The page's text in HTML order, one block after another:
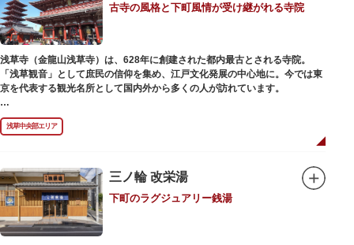
古寺の風格と下町風情が受け継がれる寺院
浅草寺（金龍山浅草寺）は、628年に創建された都内最古とされる寺院。
「浅草観音」として庶民の信仰を集め、江戸文化発展の中心地に。今では東
京を代表する観光名所として国内外から多くの人が訪れています。
浅草の象徴とも言える「雷門（風雷神門）」は、高さ3.9mの大提灯と風神雷
神像が安置された浅草寺の総門。本堂前には2体の仁王尊像が並ぶ山門「宝
蔵門」が建ち、参拝客を堂々と迎えてくれます。本堂前には、邪気を払うご
身を清めましょう。「観音堂」とも呼ばれる本堂にはご本尊の聖観世音菩薩
が祀られており、毎日定時に法要が執り行われています。
境内の歴史ある建造物も必見です。ひと際目立つ五重塔、国指定重要文化財
の二天門、浅草名所七福神のひとつ・大黒天が祀られた影向堂（ようごうど
う）など、悠久の時に思いを馳せて見学をお楽しみください。
浅草中央部エリア
三ノ輪 改栄湯
下町のラグジュアリー銭湯